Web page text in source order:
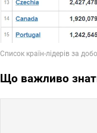
Що важливо